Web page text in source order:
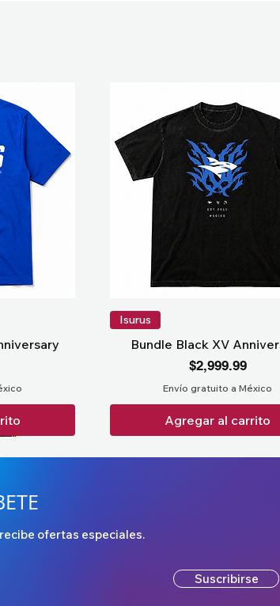
Isurus
Bundle Black XV
Precio
$2,999.99
Envío gratuito a México
Agregar al carrito
ofertas especiales.
Suscribirse